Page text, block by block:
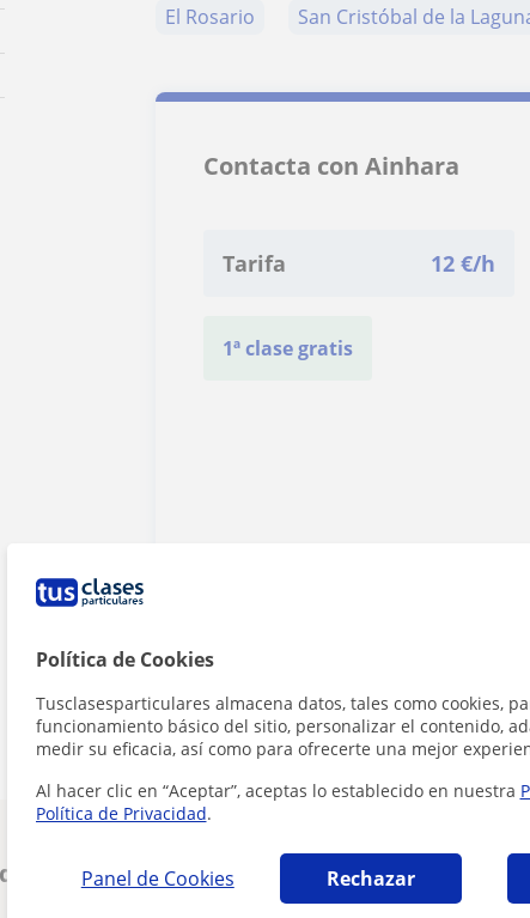
Política de Cookies
Tusclasesparticulares almacena datos, tales como cookies,
funcionamiento básico del sitio, personalizar el contenido,
medir su eficacia, así como para ofrecerte una mejor
Al hacer clic en “Aceptar”, aceptas lo establecido en nuestra
Política de Privacidad.
Panel de Cookies Rechazar
El Rosario
San Cristóbal de la
Contacta con Ainhara
Tarifa 12 €/h
1ª clase gratis
¿Hay algún error en este perfil?
Inglés en Santa Cruz de Tenerife que